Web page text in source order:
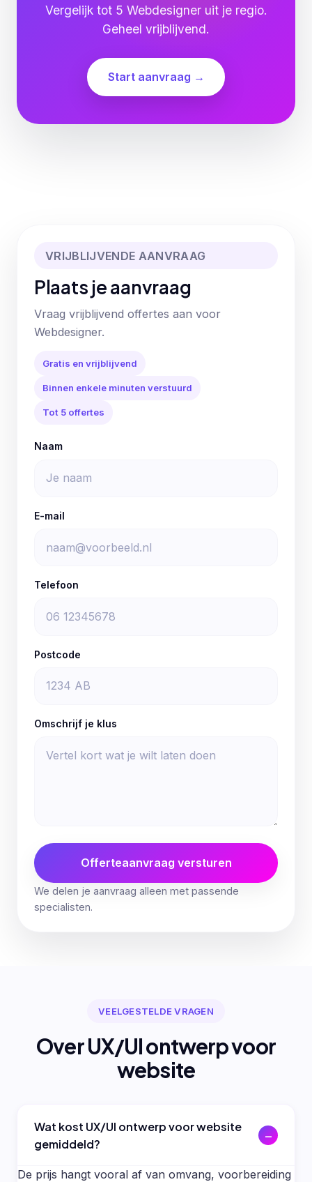
Vergelijk tot 5 Webdesigner uit je regio.
Geheel vrijblijvend.
Start aanvraag →
VRIJBLIJVENDE AANVRAAG
Plaats je aanvraag
Vraag vrijblijvend offertes aan voor
Webdesigner.
Gratis en vrijblijvend
Binnen enkele minuten verstuurd
Tot 5 offertes
Naam
E-mail
Telefoon
Postcode
Omschrijf je klus
Offerteaanvraag versturen
We delen je aanvraag alleen met passende
specialisten.
VEELGESTELDE VRAGEN
Over UX/UI ontwerp voor
website
Wat kost UX/UI ontwerp voor website
gemiddeld?
De prijs hangt vooral af van omvang, voorbereiding